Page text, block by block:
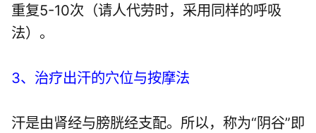
重复5-10次（请人代劳时，采用同样的呼吸
法）。
3、治疗出汗的穴位与按摩法
汗是由肾经与膀胱经支配。所以，称为“阴谷”即